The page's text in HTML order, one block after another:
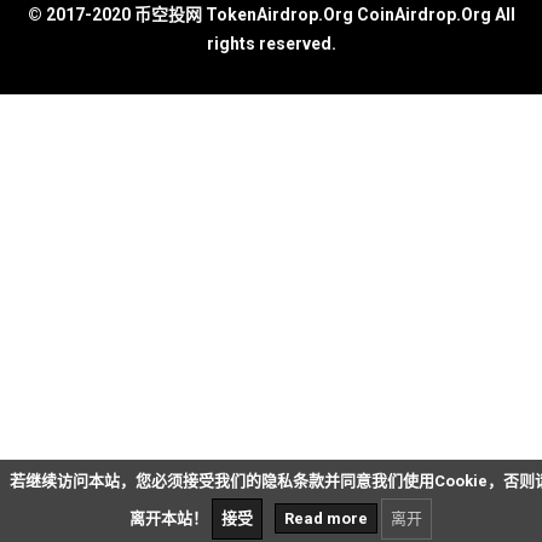
© 2017-2020 币空投网 TokenAirdrop.Org CoinAirdrop.Org All
rights reserved.
若继续访问本站，您必须接受我们的隐私条款并同意我们使用Cookie，否则
离开本站！ 接受 Read more 离开